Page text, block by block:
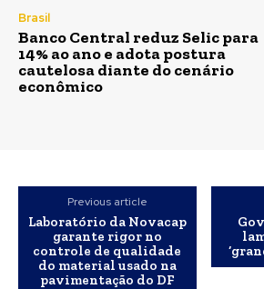
Brasil
Banco Central reduz Selic para
14% ao ano e adota postura
cautelosa diante do cenário
econômico
Previous article
Laboratório da Novacap
garante rigor no
controle de qualidade
do material usado na
pavimentação do DF